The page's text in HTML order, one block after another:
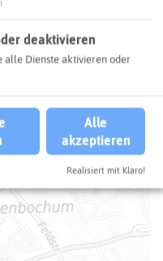
deaktivieren
alle Dienste aktivieren oder
Alle
akzeptieren
Realisiert mit Klaro!